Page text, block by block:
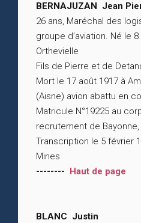
BERNAJUZAN Jean
26 ans, Maréchal des
groupe d’aviation. Né le
Orthevielle
Fils de Pierre et de
Mort le 17 août 1917 à
(Aisne) avion abattu en
Matricule N°19225 au
recrutement de Bayonne,
Transcription le 5 février
Mines
-------- Haut de page
BLANC Justin